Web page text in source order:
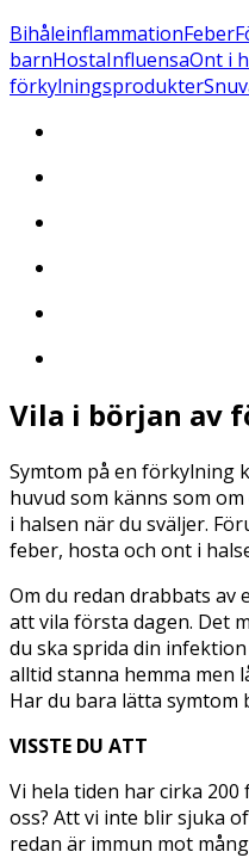
BihåleinflammationFeber
barnHostaInfluensaOnt i
förkylningsprodukter
Vila i början av
Symtom på en förkylning
huvud som känns som
i halsen när du sväljer.
feber, hosta och ont i
Om du redan drabbats
att vila första dagen. Det
du ska sprida din
alltid stanna hemma men
Har du bara lätta symtom
VISSTE DU ATT
Vi hela tiden har cirka
oss? Att vi inte blir sjuka
redan är immun mot